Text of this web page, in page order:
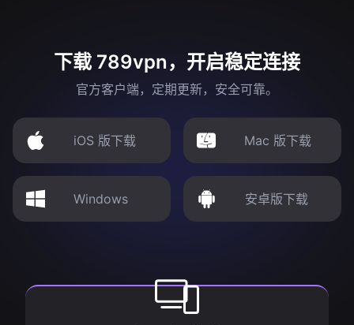
下载 789vpn，开启稳定连接
官方客户端，定期更新，安全可靠。
iOS 版下载 Mac 版下载
Windows 安卓版下载